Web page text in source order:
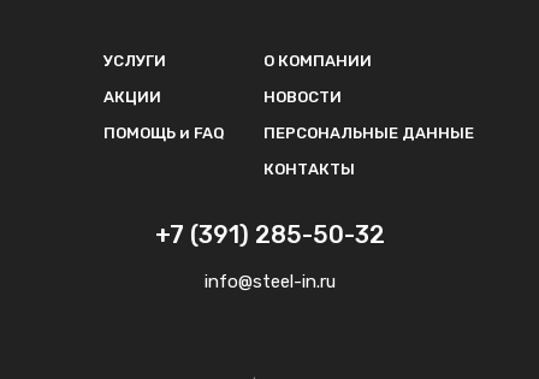
УСЛУГИ
АКЦИИ
ПОМОЩЬ и FAQ
О КОМПАНИИ
НОВОСТИ
ПЕРСОНАЛЬНЫЕ ДАННЫЕ
КОНТАКТЫ
+7 (391) 285-50-32
info@steel-in.ru